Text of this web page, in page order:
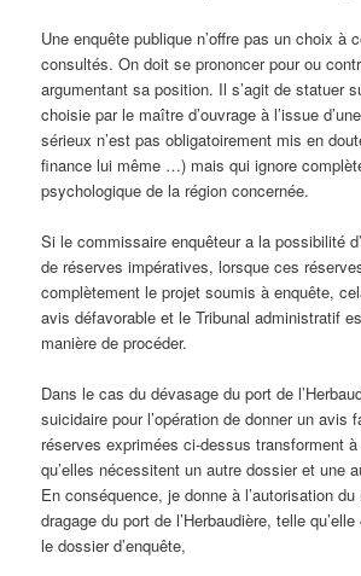
Une enquête publique n’offre pas un choix à
consultés. On doit se prononcer pour ou
argumentant sa position. Il s’agit de statuer
choisie par le maître d’ouvrage à l’issue
sérieux n’est pas obligatoirement mis en
finance lui même …) mais qui ignore
psychologique de la région concernée.
Si le commissaire enquêteur a la possibilité
de réserves impératives, lorsque ces
complètement le projet soumis à enquête,
avis défavorable et le Tribunal administratif
manière de procéder.
Dans le cas du dévasage du port de
suicidaire pour l’opération de donner un avis
réserves exprimées ci-dessus transforment
qu’elles nécessitent un autre dossier et une
En conséquence, je donne à l’autorisation
dragage du port de l’Herbaudière, telle
le dossier d’enquête,